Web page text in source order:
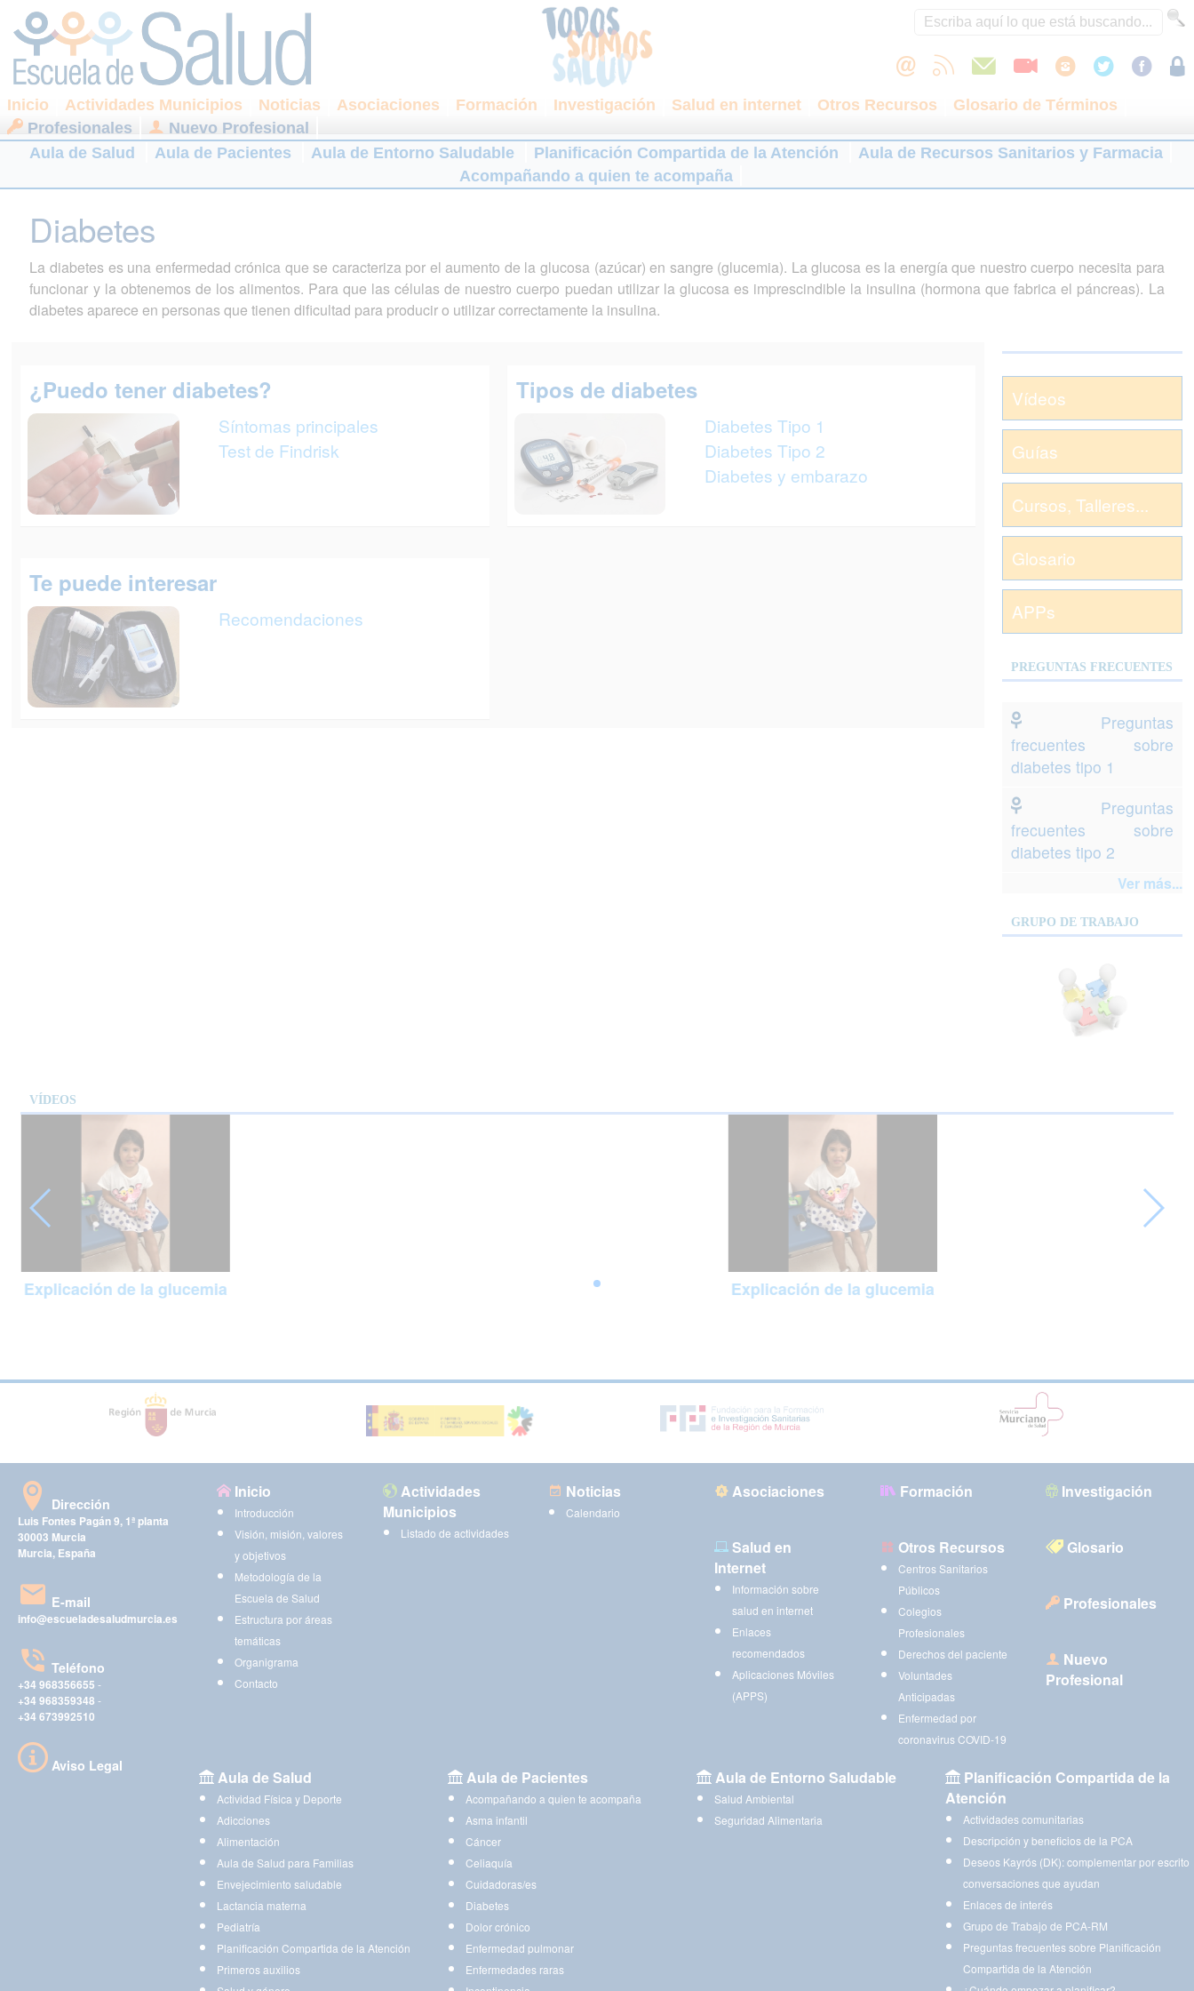
Inicio Actividades Municipios Noticias Asociaciones Formación Investigación Salud en internet Otros Recursos
Glosario de Términos
Profesionales
Nuevo Profesional
Aula de Salud
Aula de Pacientes Aula de Entorno Saludable Planificación Compartida de la Atención
Aula de Recursos Sanitarios y Farmacia
Acompañando a quien te acompaña
Diabetes
La diabetes es una enfermedad crónica que se caracteriza por el aumento de la glucosa (azúcar) en sangre (glucemia). La glucosa es la energía que nuestro cuerpo necesita para
funcionar y la obtenemos de los alimentos. Para que las células de nuestro cuerpo puedan utilizar la glucosa es imprescindible la insulina (hormona que fabrica el páncreas). La
diabetes aparece en personas que tienen dificultad para producir o utilizar correctamente la insulina.
¿Puedo tener diabetes?
Síntomas principales
Test de Findrisk
Tipos de diabetes
Diabetes Tipo 1
Diabetes Tipo 2
Diabetes y embarazo
Te puede interesar
Recomendaciones
Vídeos
Guías
Cursos, Talleres...
Glosario
APPs
PREGUNTAS FRECUENTES
Preguntas
frecuentes sobre
diabetes tipo 1
Preguntas
frecuentes sobre
diabetes tipo 2
Ver más...
GRUPO DE TRABAJO
VÍDEOS
Explicación de la glucemia Explicación de la glucemia
Dirección
Luis Fontes Pagán 9, 1ª planta
30003 Murcia
Murcia, España
E-mail
info@escueladesaludmurcia.es
Teléfono
+34 968356655 -
+34 968359348 -
+34 673992510
Aviso Legal
Inicio
Introducción
Visión, misión, valores
y objetivos
Metodología de la
Escuela de Salud
Estructura por áreas
temáticas
Organigrama
Contacto
Actividades
Municipios
Listado de actividades
Noticias
Calendario
Asociaciones Formación Investigación
Salud en
Internet
Información sobre
salud en internet
Enlaces
recomendados
Aplicaciones Móviles
(APPS)
Otros Recursos
Centros Sanitarios
Públicos
Colegios
Profesionales
Derechos del paciente
Voluntades
Anticipadas
Enfermedad por
coronavirus COVID-19
Glosario
Profesionales
Nuevo
Profesional
Aula de Salud
Actividad Física y Deporte
Adicciones
Alimentación
Aula de Salud para Familias
Envejecimiento saludable
Lactancia materna
Pediatría
Planificación Compartida de la Atención
Primeros auxilios
Aula de Pacientes
Acompañando a quien te acompaña
Asma infantil
Cáncer
Celiaquía
Cuidadoras/es
Diabetes
Dolor crónico
Enfermedad pulmonar
Enfermedades raras
Aula de Entorno Saludable
Salud Ambiental
Seguridad Alimentaria
Planificación Compartida de la
Atención
Actividades comunitarias
Descripción y beneficios de la PCA
Deseos Kayrós (DK): complementar por escrito
conversaciones que ayudan
Enlaces de interés
Grupo de Trabajo de PCA-RM
Preguntas frecuentes sobre Planificación
Compartida de la Atención